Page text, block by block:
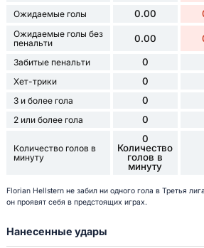
Ожидаемые голы 0.00
Ожидаемые голы без
пенальти
0.00
Забитые пенальти 0
Хет-трики 0
3 и более гола 0
2 или более гола 0
Количество голов в
минуту
0
Количество
голов в
минуту
Florian Hellstern не забил ни одного гола в Третья
он проявят себя в предстоящих играх.
Нанесенные удары